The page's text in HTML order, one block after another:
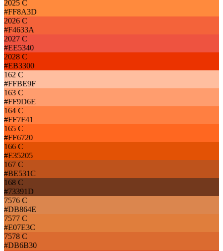
2025 C
#FF8A3D
2026 C
#F4633A
2027 C
#EE5340
2028 C
#EB3300
162 C
#FFBE9F
163 C
#FF9D6E
164 C
#FF7F41
165 C
#FF6720
166 C
#E35205
167 C
#BE531C
168 C
#73391D
7576 C
#DB864E
7577 C
#E07E3C
7578 C
#DB6B30